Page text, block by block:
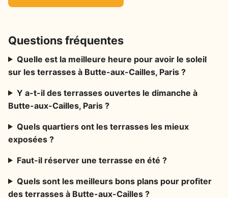
Questions fréquentes
Quelle est la meilleure heure pour avoir le soleil
sur les terrasses à Butte-aux-Cailles, Paris ?
Y a-t-il des terrasses ouvertes le dimanche à
Butte-aux-Cailles, Paris ?
Quels quartiers ont les terrasses les mieux
exposées ?
Faut-il réserver une terrasse en été ?
Quels sont les meilleurs bons plans pour profiter
des terrasses à Butte-aux-Cailles ?